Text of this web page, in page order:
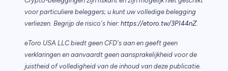
voor particuliere beleggers; u kunt uw volledige belegging
verliezen. Begrijp de risico's hier: https://etoro.tw/3PI44nZ.
eToro USA LLC biedt geen CFD's aan en geeft geen
verklaringen en aanvaardt geen aansprakelijkheid voor de
juistheid of volledigheid van de inhoud van deze publicatie.